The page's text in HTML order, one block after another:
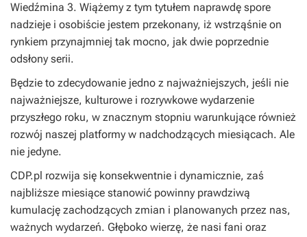
Wiedźmina 3. Wiążemy z tym tytułem naprawdę spore
nadzieje i osobiście jestem przekonany, iż wstrząśnie on
rynkiem przynajmniej tak mocno, jak dwie poprzednie
odsłony serii.
Będzie to zdecydowanie jedno z najważniejszych, jeśli nie
najważniejsze, kulturowe i rozrywkowe wydarzenie
przyszłego roku, w znacznym stopniu warunkujące również
rozwój naszej platformy w nadchodzących miesiącach. Ale
nie jedyne.
CDP.pl rozwija się konsekwentnie i dynamicznie, zaś
najbliższe miesiące stanowić powinny prawdziwą
kumulację zachodzących zmian i planowanych przez nas,
ważnych wydarzeń. Głęboko wierzę, że nasi fani oraz